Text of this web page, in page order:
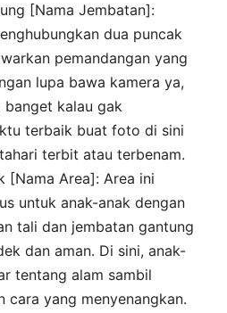
[Nama Jembatan]:
dua puncak
pemandangan yang
lupa bawa kamera ya,
banget kalau gak
terbaik buat foto di sini
terbit atau terbenam.
[Nama Area]: Area ini
untuk anak-anak dengan
tali dan jembatan gantung
dan aman. Di sini, anak-
tentang alam sambil
cara yang menyenangkan.